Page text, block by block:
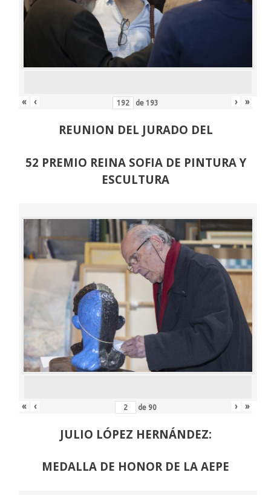
« ‹ de 193 › »
REUNION DEL JURADO DEL
52 PREMIO REINA SOFIA DE PINTURA Y
ESCULTURA
« ‹ de 90 › »
JULIO LÓPEZ HERNÁNDEZ:
MEDALLA DE HONOR DE LA AEPE